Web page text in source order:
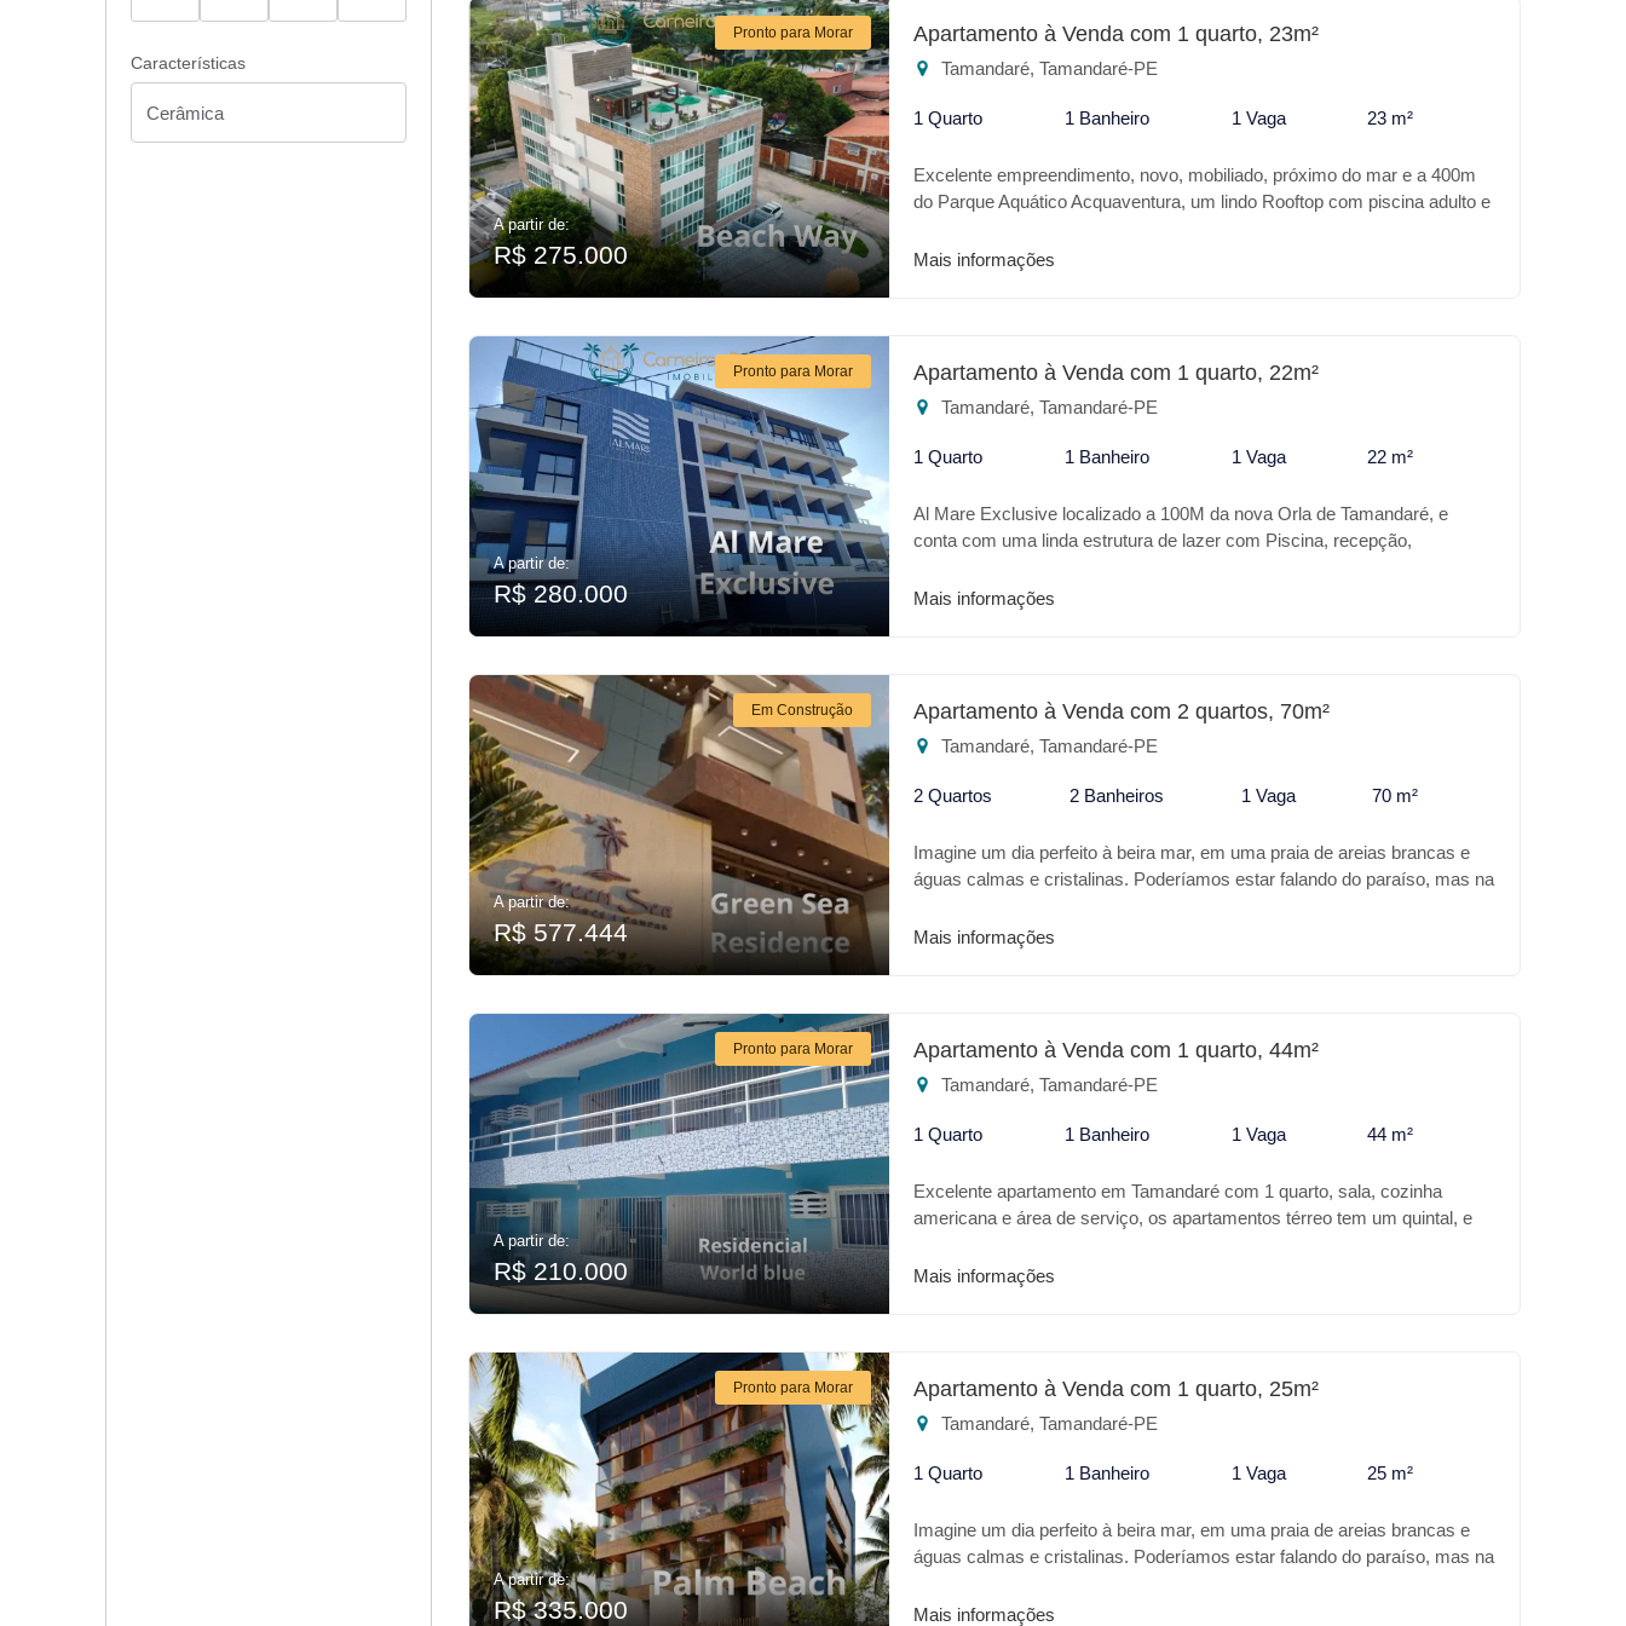
Características
ou para investimento,
Pronto para Morar
A partir de:
R$ 275.000
Apartamento à Venda com 1 quarto, 23m²
Tamandaré, Tamandaré-PE
1 Quarto 1 Banheiro 1 Vaga 23 m²
Excelente empreendimento, novo, mobiliado, próximo do mar e a 400m
do Parque Aquático Acquaventura, um lindo Rooftop com piscina adulto e
Mais informações
Pronto para Morar
A partir de:
R$ 280.000
Apartamento à Venda com 1 quarto, 22m²
Tamandaré, Tamandaré-PE
1 Quarto 1 Banheiro 1 Vaga 22 m²
Al Mare Exclusive localizado a 100M da nova Orla de Tamandaré, e
conta com uma linda estrutura de lazer com Piscina, recepção,
Mais informações
Em Construção
A partir de:
R$ 577.444
Apartamento à Venda com 2 quartos, 70m²
Tamandaré, Tamandaré-PE
2 Quartos 2 Banheiros 1 Vaga 70 m²
Imagine um dia perfeito à beira mar, em uma praia de areias brancas e
águas calmas e cristalinas. Poderíamos estar falando do paraíso, mas na
apresenta o que há de melhor em Tamandaré, o GREEN SEA
investimento o GREEN SEA RESIDENCE é o melhor lugar.
Mais informações
Pronto para Morar
A partir de:
R$ 210.000
Apartamento à Venda com 1 quarto, 44m²
Tamandaré, Tamandaré-PE
1 Quarto 1 Banheiro 1 Vaga 44 m²
Excelente apartamento em Tamandaré com 1 quarto, sala, cozinha
americana e área de serviço, os apartamentos térreo tem um quintal, e
Mais informações
Pronto para Morar
A partir de:
R$ 335.000
Apartamento à Venda com 1 quarto, 25m²
Tamandaré, Tamandaré-PE
1 Quarto 1 Banheiro 1 Vaga 25 m²
Imagine um dia perfeito à beira mar, em uma praia de areias brancas e
águas calmas e cristalinas. Poderíamos estar falando do paraíso, mas na
apresenta o que há de melhor em Tamandaré, o PALM BEACH
Mais informações